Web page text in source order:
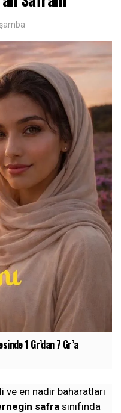
1 Gr’dan 7 Gr’a
ve en nadir baharatları
safra sınıfında